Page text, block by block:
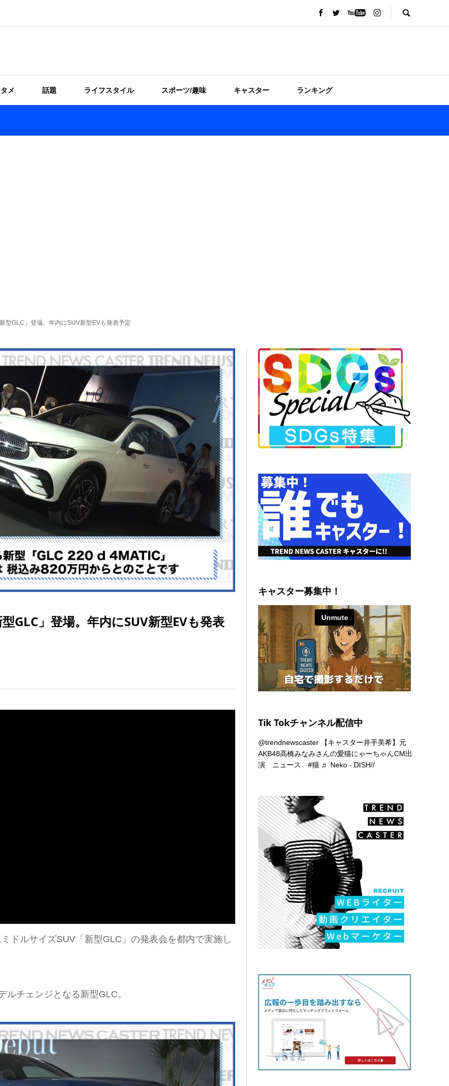
メ 話題 ライフスタイル スポーツ/趣味 キャスター ランキング
型GLC」登場。年内にSUV新型EVも発表予定
GLC」登場。年内にSUV新型EVも発表
ドルサイズSUV「新型GLC」の発表会を都内で実施し
チェンジとなる新型GLC。
キャスター募集中！
Tik Tokチャンネル配信中
@trendnewscaster 【キャスター井手美希】元
AKB48高橋みなみさんの愛猫にゃーちゃんCM出
演 ニュース#猫 ♬ Neko - DISH//